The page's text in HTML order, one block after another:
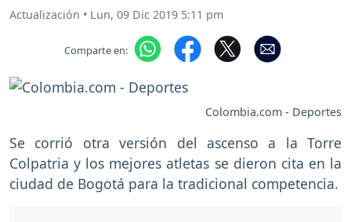
Actualización • Lun, 09 Dic 2019 5:11 pm
Comparte en:
Colombia.com - Deportes
Se corrió otra versión del ascenso a la Torre
Colpatria y los mejores atletas se dieron cita en la
ciudad de Bogotá para la tradicional competencia.